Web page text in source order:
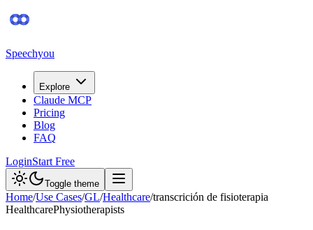
Speechyou
Explore
Claude MCP
Pricing
Blog
FAQ
LoginStart Free
Toggle theme
Home/Use Cases/GL/Healthcare/transcrición de fisioterapia
HealthcarePhysiotherapists